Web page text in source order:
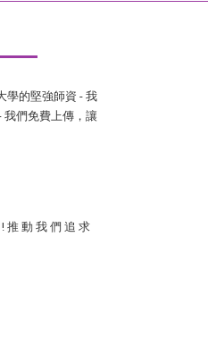
學的堅強師資 - 我
我們免費上傳，讓
推 動 我 們 追 求